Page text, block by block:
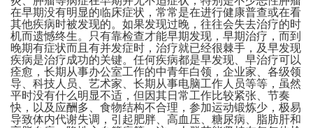
在早期没有明显的临床症状，常常是在进行健康普查或在看
其他疾病时被发现的。如果发现过晚，往往会失去治疗的时
机而遗憾终生。只有靠检查才能早期发现，早期治疗，而到
晚期有症状而且有并发症时，治疗就已经很棘手，及早发现
疾病是治疗成功的关键。任何疾病都是早发现、早治疗可以
痊愈，长期从事办公室工作的中青年白领，企业家、各级领
导、科技人员、艺术家、长期从事电脑工作人员等等，虽然
平时没有什么明显不适，但因其日常工作比较紧张、节奏
快，以及应酬多、食物结构不合理，参加运动锻炼少，极易
导致体内代谢失调，引起肥胖、高血压、糖尿病、脂肪肝和